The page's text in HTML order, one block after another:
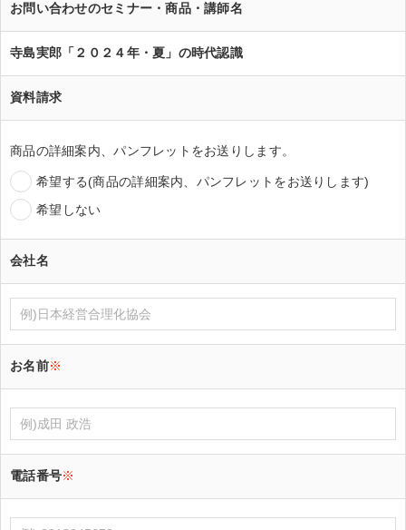
お問い合わせのセミナー・商品・講師名
寺島実郎「２０２４年・夏」の時代認識
資料請求
商品の詳細案内、パンフレットをお送りします。
希望する(商品の詳細案内、パンフレットをお送りします)
希望しない
会社名
お名前※
電話番号※